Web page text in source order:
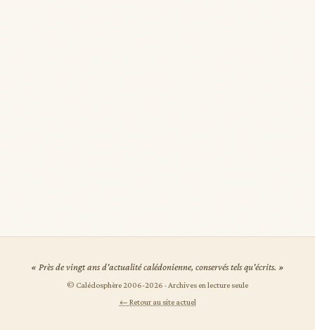
« Près de vingt ans d'actualité calédonienne, conservés tels qu'écrits. »
© Calédosphère 2006-2026 · Archives en lecture seule
← Retour au site actuel